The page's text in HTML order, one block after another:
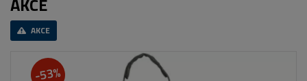
AKCE
AKCE
-53%